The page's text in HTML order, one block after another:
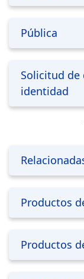
Pública
Solicitud de
identidad
Productos
Productos